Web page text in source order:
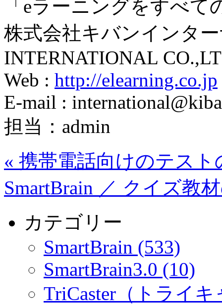
「eラーニングをすべて
株式会社キバンインタ
INTERNATIONAL
Web : http://elearning.co.jp
E-mail :
担当：admin
« 携帯電話向けのテスト
SmartBrain ／ クイズ教
カテゴリー
SmartBrain (533)
SmartBrain3.0 (10)
TriCaster（トライ